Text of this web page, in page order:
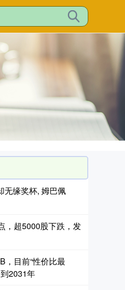
无缘奖杯, 姆巴佩
，超5000股下跌，发
，目前“性价比最
2031年